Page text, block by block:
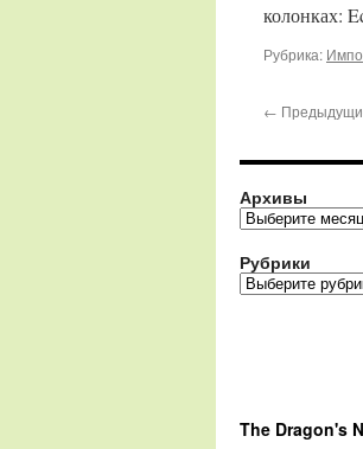
колонках:
Рубрика:
←
Архивы
Архивы
Рубрики
Рубрики
The Dragon's